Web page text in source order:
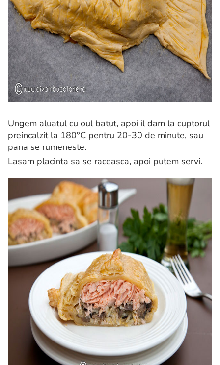
Ungem aluatul cu oul batut, apoi il dam la cuptorul
preincalzit la 180°C pentru 20-30 de minute, sau
pana se rumeneste.
Lasam placinta sa se raceasca, apoi putem servi.